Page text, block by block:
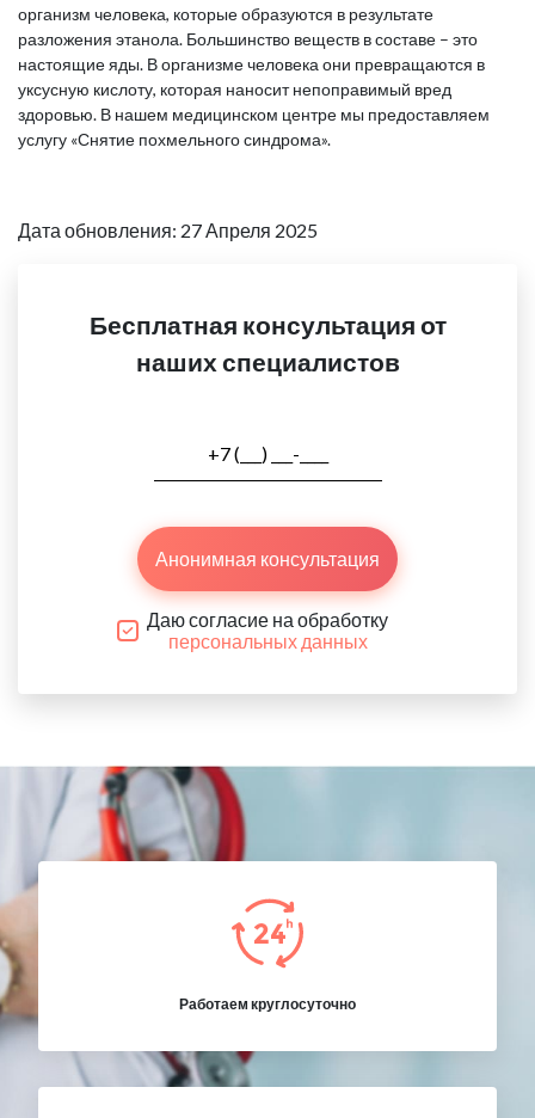
организм человека, которые образуются в результате
разложения этанола. Большинство веществ в составе – это
настоящие яды. В организме человека они превращаются в
уксусную кислоту, которая наносит непоправимый вред
здоровью. В нашем медицинском центре мы предоставляем
услугу «Снятие похмельного синдрома».
Дата обновления: 27 Апреля 2025
Бесплатная консультация от
наших специалистов
Анонимная консультация
Даю согласие на обработку
персональных данных
Работаем круглосуточно